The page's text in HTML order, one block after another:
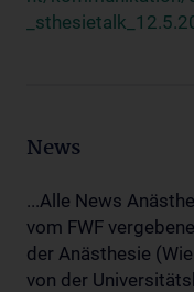
News
...Alle News
vom FWF
der Anästhesie
von der